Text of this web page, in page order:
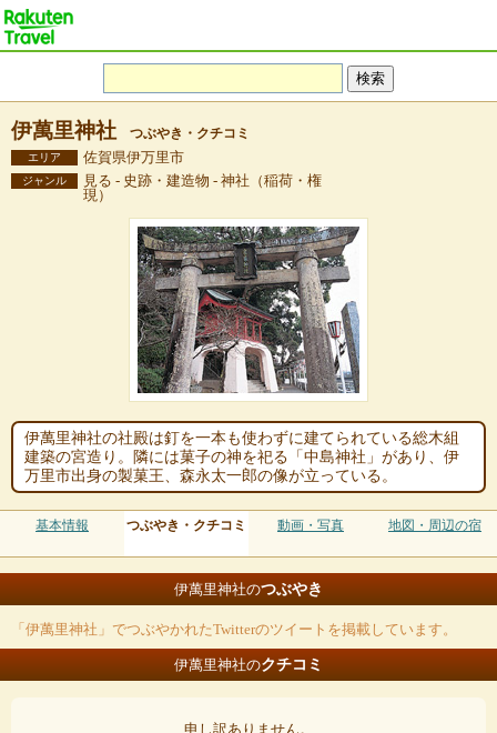
伊萬里神社 つぶやき・クチコミ
エリア 佐賀県伊万里市
ジャンル
見る - 史跡・建造物 - 神社（稲荷・権
現）
伊萬里神社の社殿は釘を一本も使わずに建てられている総木組
建築の宮造り。隣には菓子の神を祀る「中島神社」があり、伊
万里市出身の製菓王、森永太一郎の像が立っている。
基本情報 つぶやき・クチコミ 動画・写真 地図・周辺の宿
伊萬里神社のつぶやき
「伊萬里神社」でつぶやかれたTwitterのツイートを掲載しています。
伊萬里神社のクチコミ
申し訳ありません。